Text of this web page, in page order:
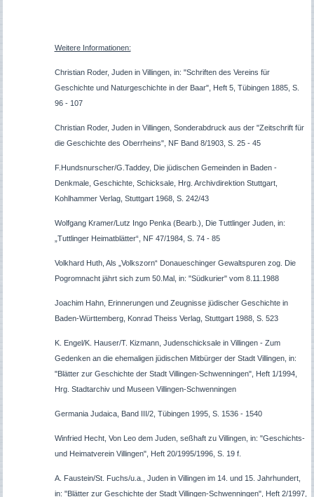
Weitere Informationen:
Christian Roder, Juden in Villingen, in: "Schriften des Vereins für
Geschichte und Naturgeschichte in der Baar", Heft 5, Tübingen 1885, S.
96 - 107
Christian Roder, Juden in Villingen, Sonderabdruck aus der "Zeitschrift für
die Geschichte des Oberrheins", NF Band 8/1903, S. 25 - 45
F.Hundsnurscher/G.Taddey, Die jüdischen Gemeinden in Baden -
Denkmale, Geschichte, Schicksale, Hrg. Archivdirektion Stuttgart,
Kohlhammer Verlag, Stuttgart 1968, S. 242/43
Wolfgang Kramer/Lutz Ingo Penka (Bearb.), Die Tuttlinger Juden, in:
„Tuttlinger Heimatblätter“, NF 47/1984, S. 74 - 85
Volkhard Huth, Als „Volkszorn“ Donaueschinger Gewaltspuren zog. Die
Pogromnacht jährt sich zum 50.Mal, in: "Südkurier" vom 8.11.1988
Joachim Hahn, Erinnerungen und Zeugnisse jüdischer Geschichte in
Baden-Württemberg, Konrad Theiss Verlag, Stuttgart 1988, S. 523
K. Engel/K. Hauser/T. Kizmann, Judenschicksale in Villingen - Zum
Gedenken an die ehemaligen jüdischen Mitbürger der Stadt Villingen, in:
"Blätter zur Geschichte der Stadt Villingen-Schwenningen", Heft 1/1994,
Hrg. Stadtarchiv und Museen Villingen-Schwenningen
Germania Judaica, Band III/2, Tübingen 1995, S. 1536 - 1540
Winfried Hecht, Von Leo dem Juden, seßhaft zu Villingen, in: "Geschichts-
und Heimatverein Villingen", Heft 20/1995/1996, S. 19 f.
A. Faustein/St. Fuchs/u.a., Juden in Villingen im 14. und 15. Jahrhundert,
in: "Blätter zur Geschichte der Stadt Villingen-Schwenningen", Heft 2/1997,